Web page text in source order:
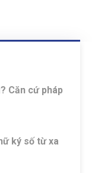
Căn cứ pháp
ký số từ xa